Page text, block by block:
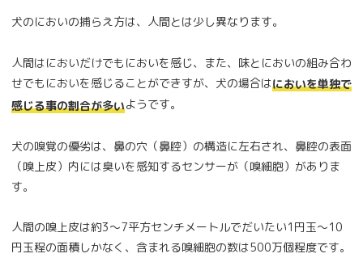
犬のにおいの捕らえ方は、人間とは少し異なります。
人間はにおいだけでもにおいを感じ、また、味とにおいの組み合わ
せでもにおいを感じることができすが、犬の場合はにおいを単独で
感じる事の割合が多いようです。
犬の嗅覚の優劣は、鼻の穴（鼻腔）の構造に左右され、鼻腔の表面
（嗅上皮）内には臭いを感知するセンサーが（嗅細胞）がありま
す。
人間の嗅上皮は約3～7平方センチメートルでだいたい1円玉～10
円玉程の面積しかなく、含まれる嗅細胞の数は500万個程度です。